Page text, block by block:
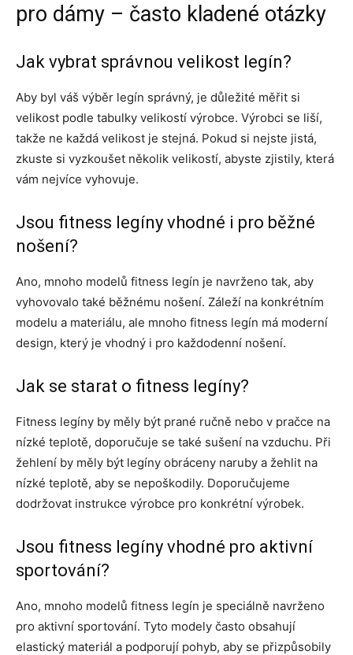
pro dámy – často kladené otázky
Jak vybrat správnou velikost legín?
Aby byl váš výběr legín správný, je důležité měřit si
velikost podle tabulky velikostí výrobce. Výrobci se liší,
takže ne každá velikost je stejná. Pokud si nejste jistá,
zkuste si vyzkoušet několik velikostí, abyste zjistily, která
vám nejvíce vyhovuje.
Jsou fitness legíny vhodné i pro běžné
nošení?
Ano, mnoho modelů fitness legín je navrženo tak, aby
vyhovovalo také běžnému nošení. Záleží na konkrétním
modelu a materiálu, ale mnoho fitness legín má moderní
design, který je vhodný i pro každodenní nošení.
Jak se starat o fitness legíny?
Fitness legíny by měly být prané ručně nebo v pračce na
nízké teplotě, doporučuje se také sušení na vzduchu. Při
žehlení by měly být legíny obráceny naruby a žehlit na
nízké teplotě, aby se nepoškodily. Doporučujeme
dodržovat instrukce výrobce pro konkrétní výrobek.
Jsou fitness legíny vhodné pro aktivní
sportování?
Ano, mnoho modelů fitness legín je speciálně navrženo
pro aktivní sportování. Tyto modely často obsahují
elastický materiál a podporují pohyb, aby se přizpůsobily